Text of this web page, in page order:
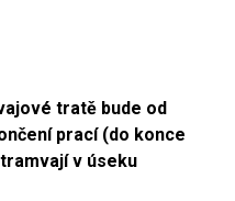
tratě bude od
prací (do konce
v úseku